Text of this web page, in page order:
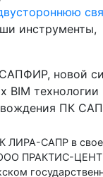
инструменты,
новой
технологии
ПК
ЛИРА-САПР в
ПРАКТИС-